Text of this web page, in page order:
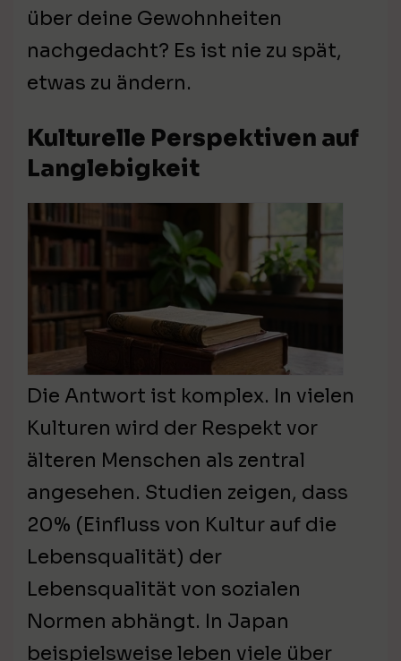
über deine Gewohnheiten
nachgedacht? Es ist nie zu spät,
etwas zu ändern.
Kulturelle Perspektiven auf
Langlebigkeit
Die Antwort ist komplex. In vielen
Kulturen wird der Respekt vor
älteren Menschen als zentral
angesehen. Studien zeigen, dass
20% (Einfluss von Kultur auf die
Lebensqualität) der
Lebensqualität von sozialen
Normen abhängt. In Japan
beispielsweise leben viele über